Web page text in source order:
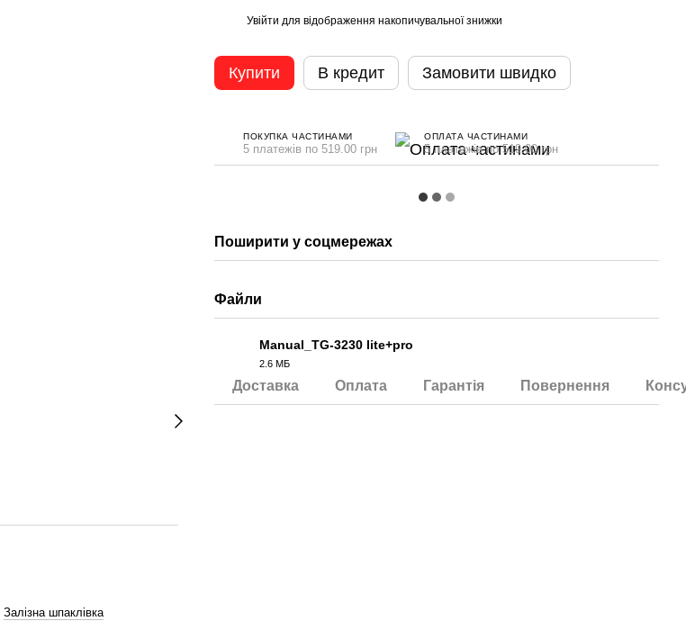
Залізна шпаклівка
Увійти для відображення накопичувальної знижки
Купити В кредит Замовити швидко
ПОКУПКА ЧАСТИНАМИ
5 платежів по 519.00 грн
ОПЛАТА ЧАСТИНАМИ
5 платежів по 519.00 грн
Поширити у соцмережах
Файли
Manual_TG-3230 lite+pro
2.6 МБ
Доставка Оплата Гарантія Повернення